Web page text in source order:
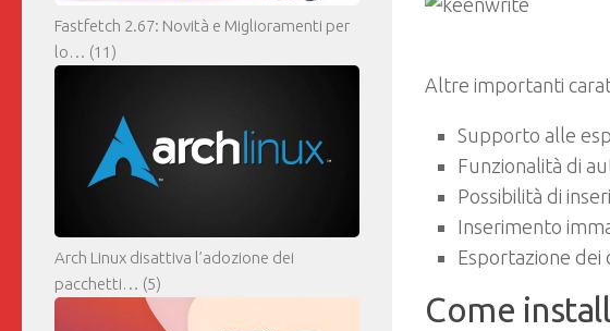
Altre importanti
Supporto alle
Funzionalità di
Possibilità di
Inserimento
Esportazione dei
Come
Fastfetch 2.67: Novità e Miglioramenti per
lo… (11)
Arch Linux disattiva l’adozione dei
pacchetti… (5)